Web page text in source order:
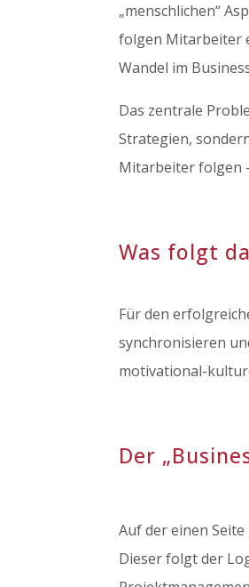
„menschlichen“
folgen Mitarbeiter
Wandel im
Das zentrale
Strategien,
Mitarbeiter folgen
Was folgt
Für den
synchronisieren
motivational-
Der
Auf der einen
Dieser folgt der